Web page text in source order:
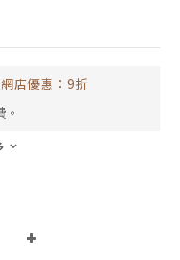
店優惠：9折